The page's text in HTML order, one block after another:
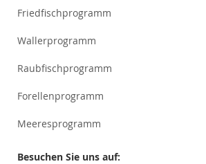
Friedfischprogramm
Wallerprogramm
Raubfischprogramm
Forellenprogramm
Meeresprogramm
Besuchen Sie uns auf: